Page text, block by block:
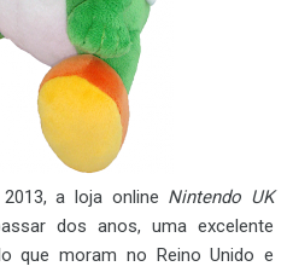
a loja online Nintendo UK
dos anos, uma excelente
que moram no Reino Unido e